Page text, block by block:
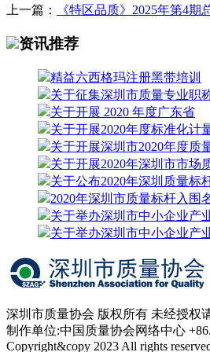
上一篇： 《特区品质》2025年第4期
资讯推荐
精益六西格玛注册黑带培训
关于征集深圳市质量专业职
关于开展 2020 年度广东省
关于开展2020年度标准化计
关于开展深圳市2020年度质
关于开展2020年深圳市市场
关于公布2020年深圳质量标
2020年深圳市质量标杆入围
关于举办深圳市中小企业产
关于举办深圳市中小企业产
深圳市质量协会 版权所有 未经授权
制作单位:中国质量协会网络中心
Copyright&copy 2023 All rights